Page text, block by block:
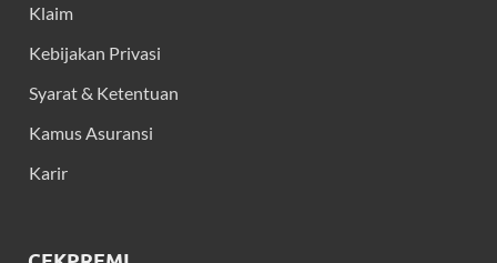
Klaim
Kebijakan Privasi
Syarat & Ketentuan
Kamus Asuransi
Karir